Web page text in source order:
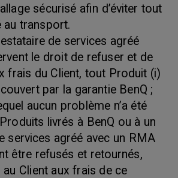
sécurisé afin d’éviter tout
au transport.
de services agréé
le droit de refuser et de
frais du Client, tout Produit (i)
par la garantie BenQ ;
aucun problème n’a été
livrés à BenQ ou à un
services agréé avec un RMA
être refusés et retournés,
au Client aux frais de ce